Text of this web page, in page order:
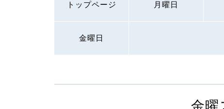
トップページ 月曜日
金曜日
金曜